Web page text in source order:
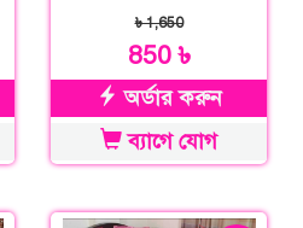
৳ 1,650
850 ৳
অর্ডার করুন
ব্যাগে যোগ